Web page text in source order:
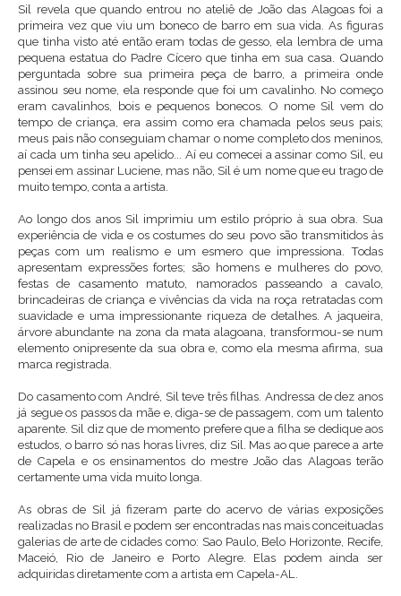
Sil revela que quando entrou no ateliê de João das Alagoas foi a
primeira vez que viu um boneco de barro em sua vida. As figuras
que tinha visto até então eram todas de gesso, ela lembra de uma
pequena estatua do Padre Cícero que tinha em sua casa. Quando
perguntada sobre sua primeira peça de barro, a primeira onde
assinou seu nome, ela responde que foi um cavalinho. No começo
eram cavalinhos, bois e pequenos bonecos. O nome Sil vem do
tempo de criança, era assim como era chamada pelos seus pais;
meus pais não conseguiam chamar o nome completo dos meninos,
aí cada um tinha seu apelido... Aí eu comecei a assinar como Sil, eu
pensei em assinar Luciene, mas não, Sil é um nome que eu trago de
muito tempo, conta a artista.
Ao longo dos anos Sil imprimiu um estilo próprio à sua obra. Sua
experiência de vida e os costumes do seu povo são transmitidos às
peças com um realismo e um esmero que impressiona. Todas
apresentam expressões fortes; são homens e mulheres do povo,
festas de casamento matuto, namorados passeando a cavalo,
brincadeiras de criança e vivências da vida na roça retratadas com
suavidade e uma impressionante riqueza de detalhes. A jaqueira,
árvore abundante na zona da mata alagoana, transformou-se num
elemento onipresente da sua obra e, como ela mesma afirma, sua
marca registrada.
Do casamento com André, Sil teve três filhas. Andressa de dez anos
já segue os passos da mãe e, diga-se de passagem, com um talento
aparente. Sil diz que de momento prefere que a filha se dedique aos
estudos, o barro só nas horas livres, diz Sil. Mas ao que parece a arte
de Capela e os ensinamentos do mestre João das Alagoas terão
certamente uma vida muito longa.
As obras de Sil já fizeram parte do acervo de várias exposições
realizadas no Brasil e podem ser encontradas nas mais conceituadas
galerias de arte de cidades como: Sao Paulo, Belo Horizonte, Recife,
Maceió, Rio de Janeiro e Porto Alegre. Elas podem ainda ser
adquiridas diretamente com a artista em Capela-AL.